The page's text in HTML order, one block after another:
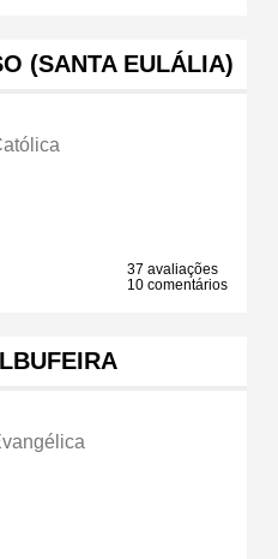
(SANTA EULÁLIA)
37 avaliações
10 comentários